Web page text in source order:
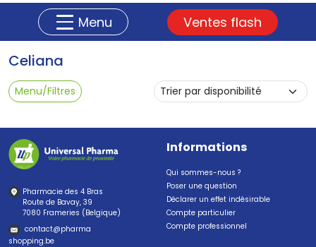
Menu Ventes flash
Celiana
Menu/Filtres
Pharmacie des 4 Bras
Route de Bavay, 39
7080 Frameries (Belgique)
contact@pharma
shopping.be
Informations
Qui sommes-nous ?
Poser une question
Déclarer un effet indésirable
Compte particulier
Compte professionnel